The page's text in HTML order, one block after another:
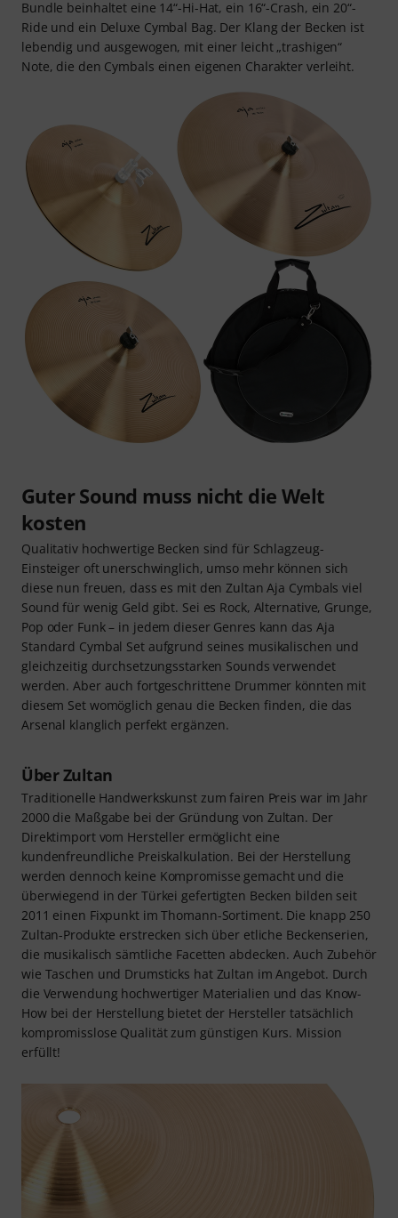
Bundle beinhaltet eine 14“-Hi-Hat, ein 16“-Crash, ein 20“-
Ride und ein Deluxe Cymbal Bag. Der Klang der Becken ist
lebendig und ausgewogen, mit einer leicht „trashigen“
Note, die den Cymbals einen eigenen Charakter verleiht.
Guter Sound muss nicht die Welt
kosten
Qualitativ hochwertige Becken sind für Schlagzeug-
Einsteiger oft unerschwinglich, umso mehr können sich
diese nun freuen, dass es mit den Zultan Aja Cymbals viel
Sound für wenig Geld gibt. Sei es Rock, Alternative, Grunge,
Pop oder Funk – in jedem dieser Genres kann das Aja
Standard Cymbal Set aufgrund seines musikalischen und
gleichzeitig durchsetzungsstarken Sounds verwendet
werden. Aber auch fortgeschrittene Drummer könnten mit
diesem Set womöglich genau die Becken finden, die das
Arsenal klanglich perfekt ergänzen.
Über Zultan
Traditionelle Handwerkskunst zum fairen Preis war im Jahr
2000 die Maßgabe bei der Gründung von Zultan. Der
Direktimport vom Hersteller ermöglicht eine
kundenfreundliche Preiskalkulation. Bei der Herstellung
werden dennoch keine Kompromisse gemacht und die
überwiegend in der Türkei gefertigten Becken bilden seit
2011 einen Fixpunkt im Thomann-Sortiment. Die knapp 250
Zultan-Produkte erstrecken sich über etliche Beckenserien,
die musikalisch sämtliche Facetten abdecken. Auch Zubehör
wie Taschen und Drumsticks hat Zultan im Angebot. Durch
die Verwendung hochwertiger Materialien und das Know-
How bei der Herstellung bietet der Hersteller tatsächlich
kompromisslose Qualität zum günstigen Kurs. Mission
erfüllt!